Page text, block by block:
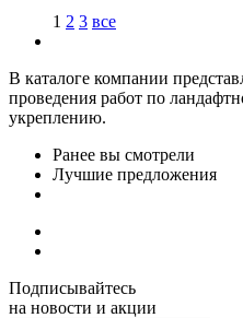
1 2 3 все
В каталоге компании
проведения работ по
укреплению.
Ранее вы смотрели
Лучшие предложения
Подписывайтесь
на новости и акции